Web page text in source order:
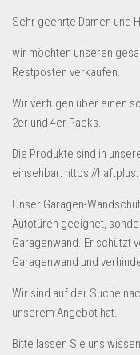
Restposten-Angebote
eBay Restposten kaufen
Saison & Eventprodkte
Dropshipping-Produkte
B2B Produkte
Grosshandel
Amazon
Aldi
Lidl
Kostenlos verkaufen
Anmelden
Sehr geehrte Damen und
wir möchten unseren
Restposten verkaufen.
Wir verfügen über einen
2er und 4er Packs.
Die Produkte sind in
einsehbar: https://
Unser Garagen-
Autotüren geeignet,
Garagenwand. Er schützt
Garagenwand und
Wir sind auf der Suche
unserem Angebot hat.
Bitte lassen Sie uns